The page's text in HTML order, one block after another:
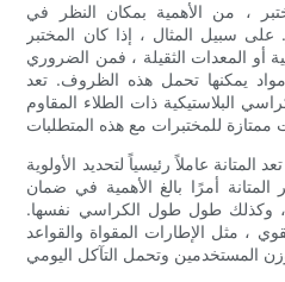
، من الأهمية بمكان النظر في
على سبيل المثال ، إذا كان المختبر
أو المعدات الثقيلة ، فمن الضروري
يمكنها تحمل هذه الظروف. تعد
البلاستيكية ذات الطلاء المقاوم
المتانة عاملاً رئيسياً لتحديد الأولوية
المتانة أمرًا بالغ الأهمية في ضمان
، وكذلك طول طول الكراسي نفسها.
، مثل الإطارات المقواة والقواعد